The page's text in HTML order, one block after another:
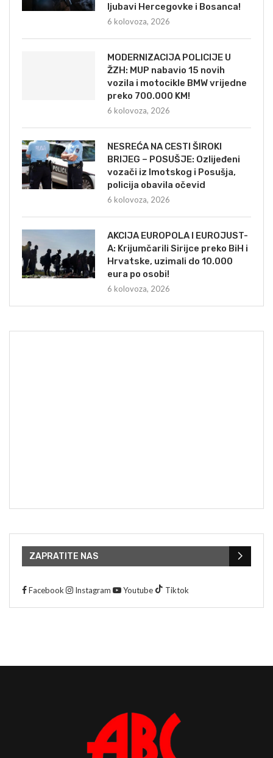
ljubavi Hercegovke i Bosanca!
6 kolovoza, 2026
MODERNIZACIJA POLICIJE U
ŽZH: MUP nabavio 15 novih
vozila i motocikle BMW vrijedne
preko 700.000 KM!
6 kolovoza, 2026
NESREĆA NA CESTI ŠIROKI
BRIJEG – POSUŠJE: Ozlijeđeni
vozači iz Imotskog i Posušja,
policija obavila očevid
6 kolovoza, 2026
AKCIJA EUROPOLA I EUROJUST-
A: Krijumčarili Sirijce preko BiH i
Hrvatske, uzimali do 10.000
eura po osobi!
6 kolovoza, 2026
ZAPRATITE NAS
Facebook Instagram Youtube Tiktok